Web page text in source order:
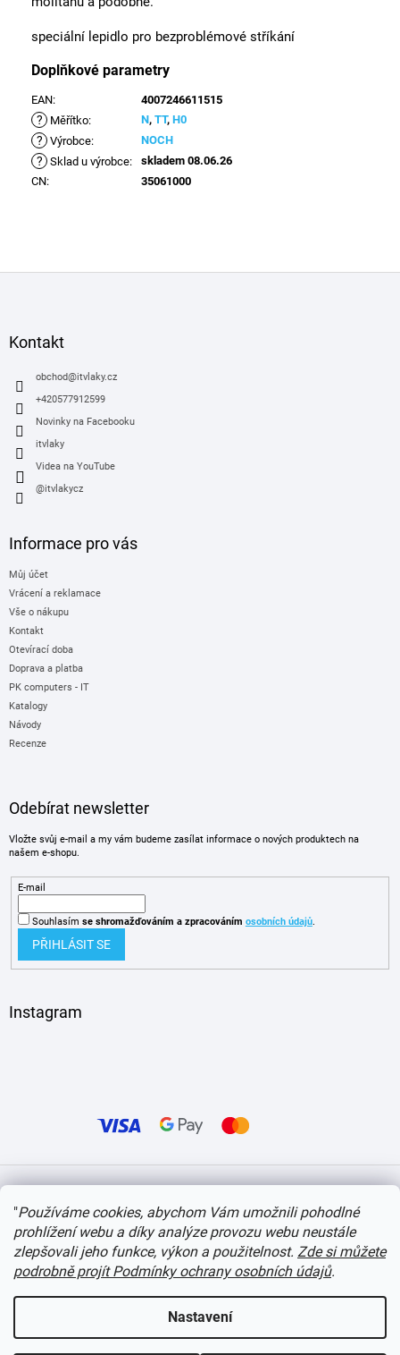
"Používáme cookies, abychom Vám umožnili pohodlné
prohlížení webu a díky analýze provozu webu neustále
zlepšovali jeho funkce, výkon a použitelnost. Zde si můžete
podrobně projít Podmínky ochrany osobních údajů.
Nastavení
speciální lepidlo pro bezproblémové stříkání
Doplňkové parametry
EAN: 4007246611515
? Měřítko: N, TT, H0
? Výrobce: NOCH
? Sklad u výrobce:
skladem 08.06.26
CN: 35061000
Kontakt
obchod@itvlaky.cz
+420577912599
Novinky na Facebooku
itvlaky
Videa na YouTube
@itvlakycz
Informace pro vás
Můj účet
Vrácení a reklamace
Vše o nákupu
Kontakt
Otevírací doba
Doprava a platba
PK computers - IT
Katalogy
Návody
Recenze
Odebírat newsletter
Vložte svůj e-mail a my vám budeme zasílat informace o nových produktech na
našem e-shopu.
E-mail
Souhlasím se shromažďováním a zpracováním osobních údajů.
PŘIHLÁSIT SE
Instagram
Copyright 2026 itvlaky.cz . Všechna práva vyhrazena. Upravit nastavení cookies